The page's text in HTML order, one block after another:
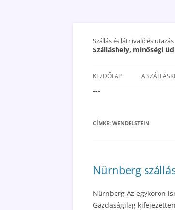
Szállás és látnivaló és
Szálláshely, minőségi
KEZDŐLAP A
---
CÍMKE: WENDELSTEIN
Nürnberg
Nürnberg Az egykoron
Gazdaságilag